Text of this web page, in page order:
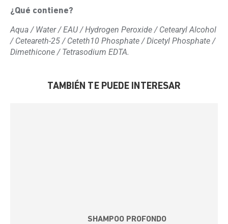
¿Qué contiene?
Aqua / Water / EAU / Hydrogen Peroxide / Cetearyl Alcohol
/ Ceteareth-25 / Ceteth10 Phosphate / Dicetyl Phosphate /
Dimethicone / Tetrasodium EDTA.
TAMBIÉN TE PUEDE INTERESAR
SHAMPOO PROFONDO